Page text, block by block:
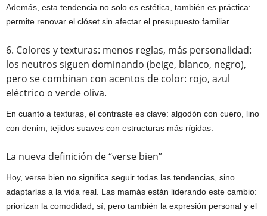
Además, esta tendencia no solo es estética, también es práctica:
permite renovar el clóset sin afectar el presupuesto familiar.
6. Colores y texturas: menos reglas, más personalidad:
los neutros siguen dominando (beige, blanco, negro),
pero se combinan con acentos de color: rojo, azul
eléctrico o verde oliva.
En cuanto a texturas, el contraste es clave: algodón con cuero, lino
con denim, tejidos suaves con estructuras más rígidas.
La nueva definición de “verse bien”
Hoy, verse bien no significa seguir todas las tendencias, sino
adaptarlas a la vida real. Las mamás están liderando este cambio:
priorizan la comodidad, sí, pero también la expresión personal y el